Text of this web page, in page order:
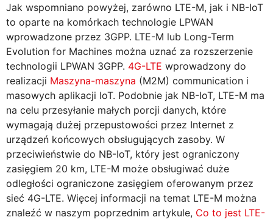
Jak wspomniano powyżej, zarówno LTE-M, jak i NB-IoT
to oparte na komórkach technologie LPWAN
wprowadzone przez 3GPP. LTE-M lub Long-Term
Evolution for Machines można uznać za rozszerzenie
technologii LPWAN 3GPP. 4G-LTE wprowadzony do
realizacji Maszyna-maszyna (M2M) communication i
masowych aplikacji IoT. Podobnie jak NB-IoT, LTE-M ma
na celu przesyłanie małych porcji danych, które
wymagają dużej przepustowości przez Internet z
urządzeń końcowych obsługujących zasoby. W
przeciwieństwie do NB-IoT, który jest ograniczony
zasięgiem 20 km, LTE-M może obsługiwać duże
odległości ograniczone zasięgiem oferowanym przez
sieć 4G-LTE. Więcej informacji na temat LTE-M można
znaleźć w naszym poprzednim artykule, Co to jest LTE-